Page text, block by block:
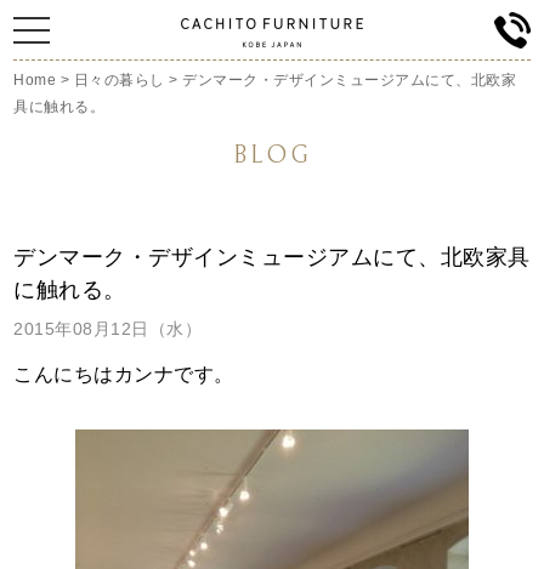
Home > 日々の暮らし >デンマーク・デザインミュージアムにて、北欧家
具に触れる。
BLOG
デンマーク・デザインミュージアムにて、北欧家具
に触れる。
2015年08月12日（水）
こんにちはカンナです。